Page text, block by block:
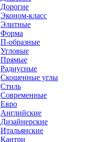
Дорогие
Эконом-класс
Элитные
Форма
П-образные
Угловые
Прямые
Радиусные
Скошенные углы
Стиль
Современные
Евро
Английские
Дизайнерские
Итальянские
Кантри